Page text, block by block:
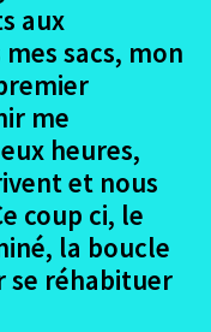
aux
sacs, mon
me
heures,
et nous
coup ci, le
la boucle
se réhabituer